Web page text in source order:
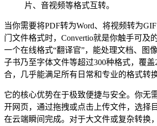
片、音视频等格式互转。
当你需要将PDF转为Word、将视频转为
门文件格式时，Convertio就是你触手可及
一个在线格式“翻译官”，能处理文档、图
子书乃至字体文件等超过300种格式，覆盖
合，几乎能满足所有日常和专业的格式转
它的核心优势在于极致便捷与安全。你无
开网页，通过拖拽或点击上传文件，选择
在云端瞬间完成。对于大文件或复杂转换